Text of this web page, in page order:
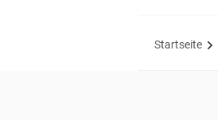
Startseite